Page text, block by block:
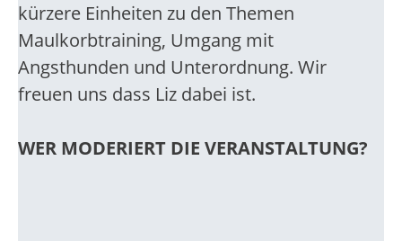
kürzere Einheiten zu den Themen
Maulkorbtraining, Umgang mit
Angsthunden und Unterordnung. Wir
freuen uns dass Liz dabei ist.
WER MODERIERT DIE VERANSTALTUNG?